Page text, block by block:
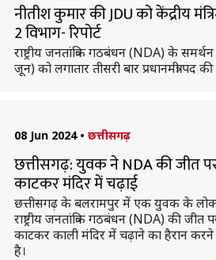
नीतीश कुमार की JDU को केंद्रीय
2 विभाग- रिपोर्ट
राष्ट्रीय जनतांत्रिक गठबंधन (NDA) के समर्थन
जून) को लगातार तीसरी बार प्रधानमंत्री पद
08 Jun 2024 • छत्तीसगढ़
छत्तीसगढ़: युवक ने NDA की जीत
काटकर मंदिर में चढ़ाई
छत्तीसगढ़ के बलरामपुर में एक युवक के
राष्ट्रीय जनतांत्रिक गठबंधन (NDA) की
काटकर काली मंदिर में चढ़ाने का हैरान
है।